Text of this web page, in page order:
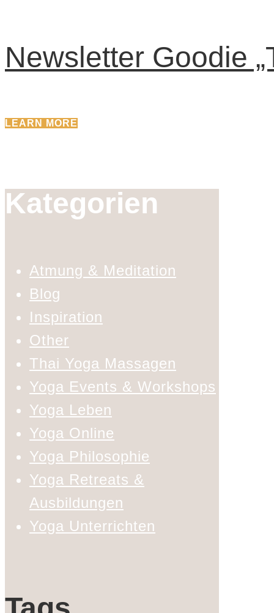
Newsletter Goodie
LEARN MORE
Kategorien
Atmung & Meditation
Blog
Inspiration
Other
Thai Yoga Massagen
Yoga Events & Workshops
Yoga Leben
Yoga Online
Yoga Philosophie
Yoga Retreats &
Ausbildungen
Yoga Unterrichten